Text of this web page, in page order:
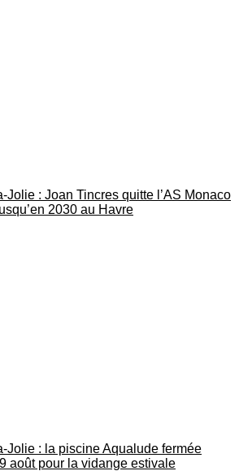
Jolie : Joan Tincres quitte l’AS Monaco
2030 au Havre
Jolie : la piscine Aqualude fermée
août pour la vidange estivale